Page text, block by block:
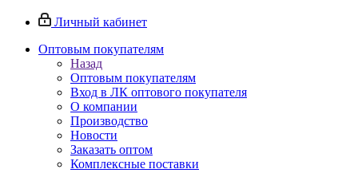
Личный кабинет
Оптовым покупателям
Назад
Оптовым покупателям
Вход в ЛК оптового покупателя
О компании
Производство
Новости
Заказать оптом
Комплексные поставки